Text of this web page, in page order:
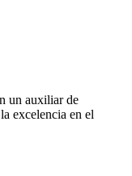
un auxiliar de
excelencia en el